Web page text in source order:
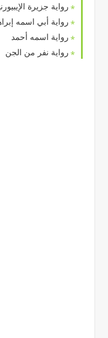
رواية جزيرة
رواية أبي اسمه
رواية اسمه أحمد
رواية نفر من الجن